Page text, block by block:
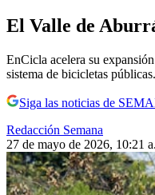
El Valle de
EnCicla acelera su
sistema de bicicletas públicas.
Siga las noticias de
Redacción Semana
27 de mayo de 2026, 10:21